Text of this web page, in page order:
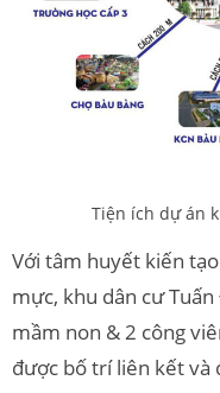
Tiện ích dự án
Với tâm huyết kiến
mực, khu dân cư
mầm non & 2 công
được bố trí liên kết và